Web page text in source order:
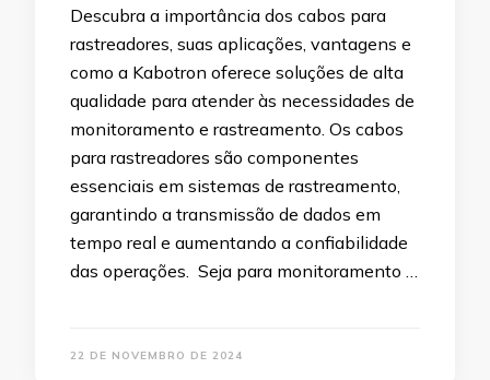
Descubra a importância dos cabos para
rastreadores, suas aplicações, vantagens e
como a Kabotron oferece soluções de alta
qualidade para atender às necessidades de
monitoramento e rastreamento. Os cabos
para rastreadores são componentes
essenciais em sistemas de rastreamento,
garantindo a transmissão de dados em
tempo real e aumentando a confiabilidade
das operações. Seja para monitoramento …
22 DE NOVEMBRO DE 2024